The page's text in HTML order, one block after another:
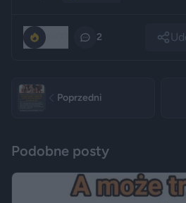
2
Poprzedni
Podobne posty